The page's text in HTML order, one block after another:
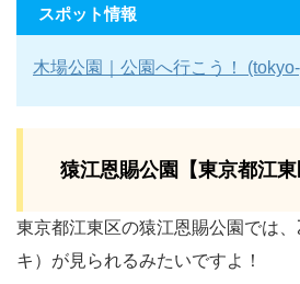
スポット情報
木場公園｜公園へ行こう！
猿江恩賜公園【東京都江東
東京都江東区の猿江恩賜公園では
キ）が見られるみたいですよ！